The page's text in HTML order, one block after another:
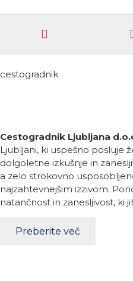
cestogradnik
Cestogradnik Ljubljana
Ljubljani, ki uspešno posluje
dolgoletne izkušnje in
a zelo strokovno
najzahtevnejšim izzivom.
natančnost in zanesljivost, ki
Preberite več